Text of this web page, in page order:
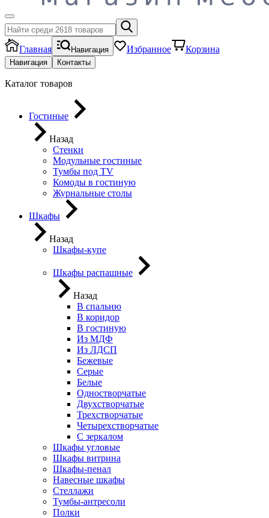
Главная Навигация Избранное Корзина
Навигация Контакты
Каталог товаров
Гостиные
Назад
Стенки
Модульные гостиные
Тумбы под ТV
Комоды в гостиную
Журнальные столы
Шкафы
Назад
Шкафы-купе
Шкафы распашные
Назад
В спальню
В коридор
В гостиную
Из МДФ
Из ЛДСП
Бежевые
Серые
Белые
Одностворчатые
Двухстворчатые
Трехстворчатые
Четырехстворчатые
С зеркалом
Шкафы угловые
Шкафы витрина
Шкафы-пенал
Навесные шкафы
Стеллажи
Тумбы-антресоли
Полки